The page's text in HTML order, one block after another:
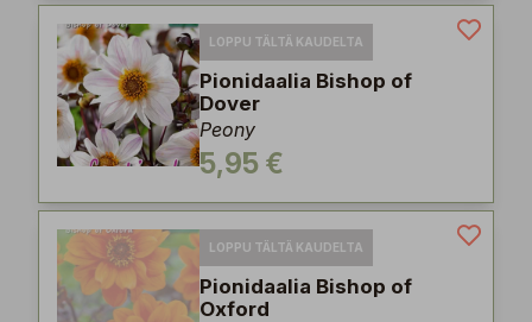
LOPPU TÄLTÄ KAUDELTA
Pionidaalia Bishop of
Dover
Peony
5,95 €
LOPPU TÄLTÄ KAUDELTA
Pionidaalia Bishop of
Oxford